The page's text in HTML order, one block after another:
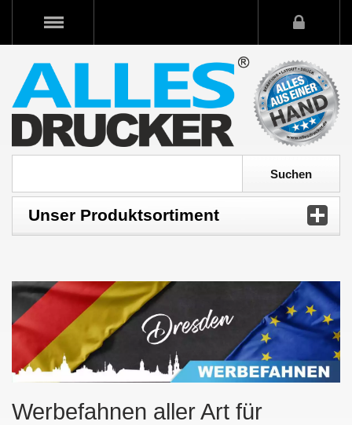
Unser Produktsortiment
Werbefahnen aller Art für